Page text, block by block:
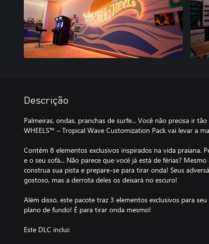
Descrição
Palmeiras, ondas, pranchas de surfe... Você não precisa ir
WHEELS™ – Tropical Wave Customization Pack vai levar a
Contém 8 elementos exclusivos inspirados na vida praiana.
e o seu sofá... Não parece que você já está de férias?
construa sua pista e prepare-se para tirar onda! Seus
gostoso, mas a derrota deles os deixará no escuro!
Além disso, este pacote traz 3 elementos exclusivos para
plano de fundo! É para tirar onda mesmo!
Este DLC inclui: